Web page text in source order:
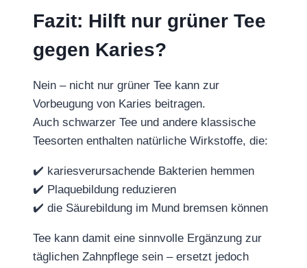
Fazit: Hilft nur grüner Tee
gegen Karies?
Nein – nicht nur grüner Tee kann zur
Vorbeugung von Karies beitragen.
Auch schwarzer Tee und andere klassische
Teesorten enthalten natürliche Wirkstoffe, die:
✔️ kariesverursachende Bakterien hemmen
✔️ Plaquebildung reduzieren
✔️ die Säurebildung im Mund bremsen können
Tee kann damit eine sinnvolle Ergänzung zur
täglichen Zahnpflege sein – ersetzt jedoch